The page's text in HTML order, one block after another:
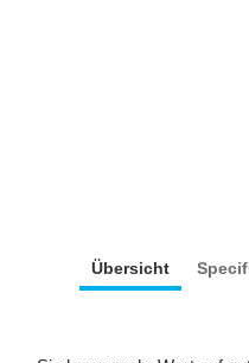
Übersicht